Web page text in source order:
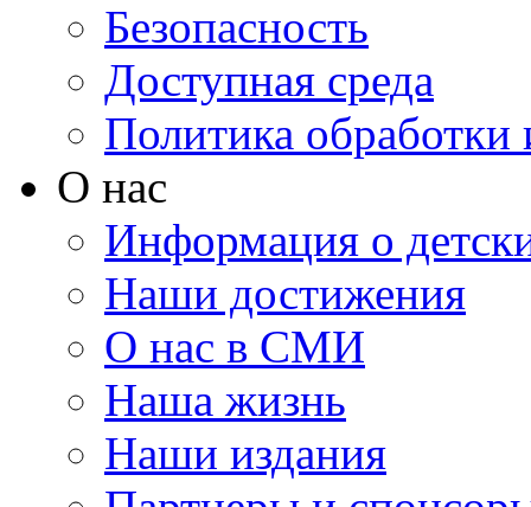
Безопасность
Доступная среда
Политика
О нас
Информация о
Наши достижения
О нас в СМИ
Наша жизнь
Наши издания